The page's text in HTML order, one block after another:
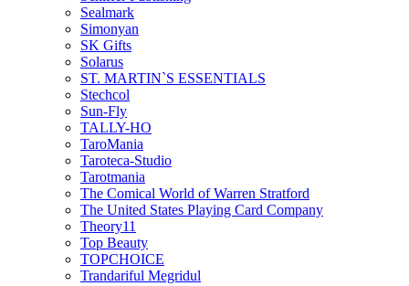
Sealmark
Simonyan
SK Gifts
Solarus
ST. MARTIN`S ESSENTIALS
Stechcol
Sun-Fly
TALLY-HO
TaroMania
Taroteca-Studio
Tarotmania
The Comical World of Warren Stratford
The United States Playing Card Company
Theory11
Top Beauty
TOPCHOICE
Trandariful Megridul